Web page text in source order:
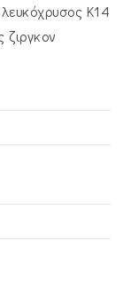
Κ14
ζιργκον